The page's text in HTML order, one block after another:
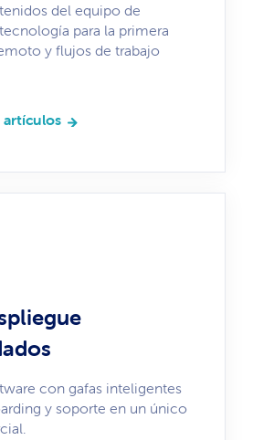
del equipo de
para la primera
y flujos de trabajo
artículos
con gafas inteligentes
y soporte en un único